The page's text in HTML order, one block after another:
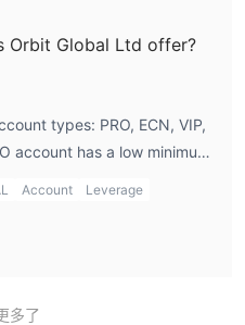
Orbit Global Ltd offer?
types: PRO, ECN, VIP,
account has a low minimum
the VIP account caters
a $20,000 minimum
with a higher deposit
Account
Leverage
多了